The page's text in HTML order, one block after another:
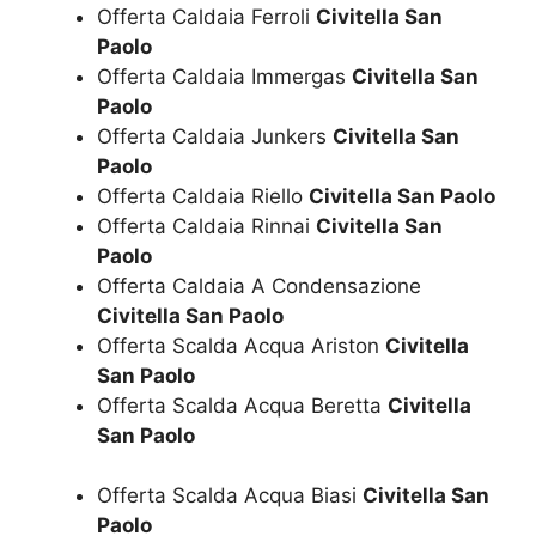
Offerta Caldaia Ferroli Civitella San
Paolo
Offerta Caldaia Immergas Civitella San
Paolo
Offerta Caldaia Junkers Civitella San
Paolo
Offerta Caldaia Riello Civitella San Paolo
Offerta Caldaia Rinnai Civitella San
Paolo
Offerta Caldaia A Condensazione
Civitella San Paolo
Offerta Scalda Acqua Ariston Civitella
San Paolo
Offerta Scalda Acqua Beretta Civitella
San Paolo
Offerta Scalda Acqua Biasi Civitella San
Paolo